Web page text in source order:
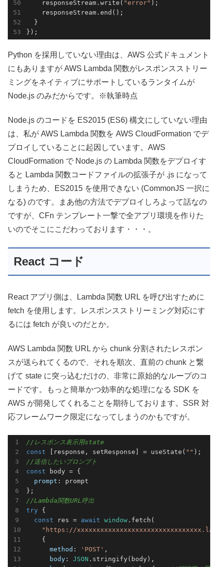
    responseStream.write(
"error" );
    responseStream.end();
  }
});
Python を採用していない理由は、AWS 公式ドキュメント
にもありますが AWS Lambda 関数がレスポンスストリー
ミングをネイティブにサポートしているランタイムが
Node.js のみだからです。※執筆時点
Node.js のコードを ES2015 (ES6) 構文にしていない理由
は、私が AWS Lambda 関数を AWS CloudFormation でデ
プロイしていることに起因しています。AWS
CloudFormation で Node.js の Lambda 関数をデプロイす
ると Lambda 関数コードファイルの拡張子が .js になって
しまうため、ES2015 を使用できない (CommonJS 一択に
なる) のです。まあ他の方法でデプロイしろよって話なの
ですが、CFn テンプレート一撃で全アプリ環境を作りた
いのでそこにこだわっております・・・。
React コード
React アプリ側は、Lambda 関数 URL を呼び出すために
fetch を使用します。レスポンスストリーミング対応にす
るには fetch が良いのだとか。
AWS Lambda 関数 URL から chunk 分割されたレスポン
スが送られてくるので、それを順次、直前の chunk と繋
げて state に突っ込むだけの、非常に原始的なループのコ
ードです。もっと簡単かつ効率的な処理になる SDK を
AWS が開発してくれることを期待しております。SSR 対
応フレームワーク限定になってしまうのかもですが。
//レスポンス表示用state
const [response, setResponse] = useState( ""
//送信したいプロンプト
const body = {
prompt : prompt
//Lambda関数URL呼出
try {
const res = await window .fetch(
"https://
    {
method : 'POST' ,
body : JSON .stringify(body),